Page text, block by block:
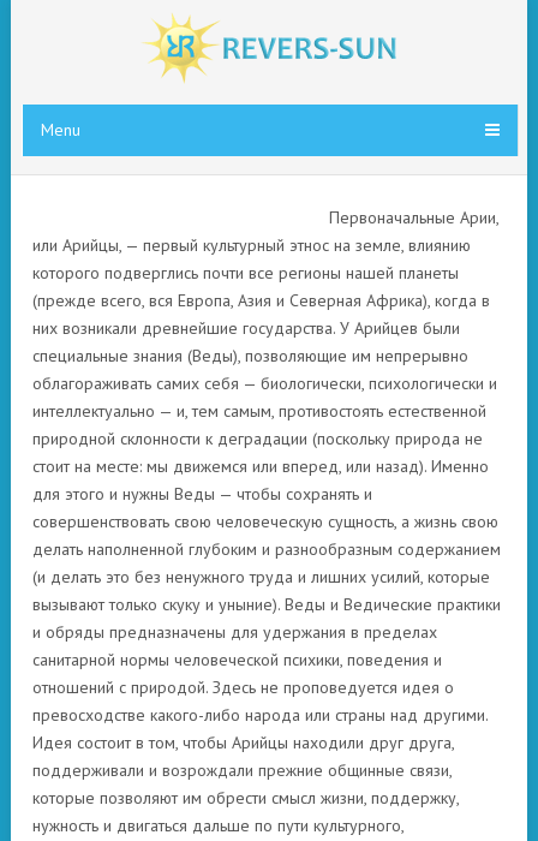
Menu
Первоначальные Арии,
или Арийцы, — первый культурный этнос на земле, влиянию
которого подверглись почти все регионы нашей планеты
(прежде всего, вся Европа, Азия и Северная Африка), когда в
них возникали древнейшие государства. У Арийцев были
специальные знания (Веды), позволяющие им непрерывно
облагораживать самих себя — биологически, психологически и
интеллектуально — и, тем самым, противостоять естественной
природной склонности к деградации (поскольку природа не
стоит на месте: мы движемся или вперед, или назад). Именно
для этого и нужны Веды — чтобы сохранять и
совершенствовать свою человеческую сущность, а жизнь свою
делать наполненной глубоким и разнообразным содержанием
(и делать это без ненужного труда и лишних усилий, которые
вызывают только скуку и уныние). Веды и Ведические практики
и обряды предназначены для удержания в пределах
санитарной нормы человеческой психики, поведения и
отношений с природой. Здесь не проповедуется идея о
превосходстве какого-либо народа или страны над другими.
Идея состоит в том, чтобы Арийцы находили друг друга,
поддерживали и возрождали прежние общинные связи,
которые позволяют им обрести смысл жизни, поддержку,
нужность и двигаться дальше по пути культурного,